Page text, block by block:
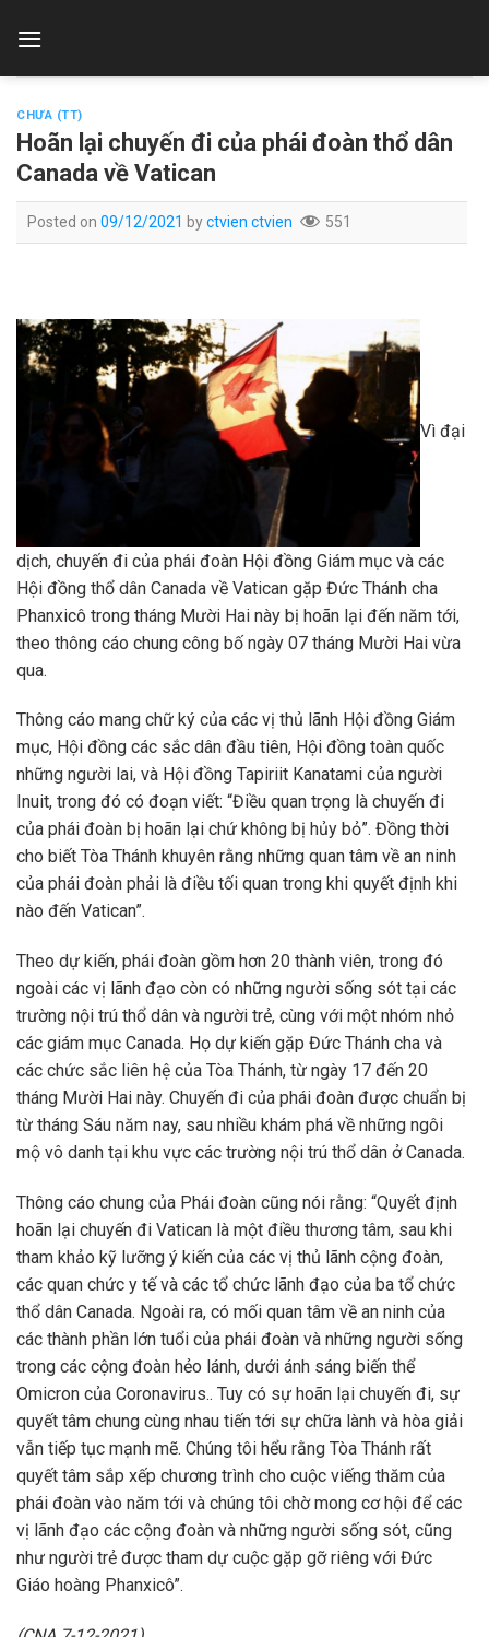
CHƯA (TT)
Hoãn lại chuyến đi của phái đoàn thổ dân
Canada về Vatican
Posted on 09/12/2021 byctvien ctvien 551
Vì đại
dịch, chuyến đi của phái đoàn Hội đồng Giám mục và các
Hội đồng thổ dân Canada về Vatican gặp Đức Thánh cha
Phanxicô trong tháng Mười Hai này bị hoãn lại đến năm tới,
theo thông cáo chung công bố ngày 07 tháng Mười Hai vừa
qua.
Thông cáo mang chữ ký của các vị thủ lãnh Hội đồng Giám
mục, Hội đồng các sắc dân đầu tiên, Hội đồng toàn quốc
những người lai, và Hội đồng Tapiriit Kanatami của người
Inuit, trong đó có đoạn viết: “Điều quan trọng là chuyến đi
của phái đoàn bị hoãn lại chứ không bị hủy bỏ”. Đồng thời
cho biết Tòa Thánh khuyên rằng những quan tâm về an ninh
của phái đoàn phải là điều tối quan trong khi quyết định khi
nào đến Vatican”.
Theo dự kiến, phái đoàn gồm hơn 20 thành viên, trong đó
ngoài các vị lãnh đạo còn có những người sống sót tại các
trường nội trú thổ dân và người trẻ, cùng với một nhóm nhỏ
các giám mục Canada. Họ dự kiến gặp Đức Thánh cha và
các chức sắc liên hệ của Tòa Thánh, từ ngày 17 đến 20
tháng Mười Hai này. Chuyến đi của phái đoàn được chuẩn bị
từ tháng Sáu năm nay, sau nhiều khám phá về những ngôi
mộ vô danh tại khu vực các trường nội trú thổ dân ở Canada.
Thông cáo chung của Phái đoàn cũng nói rằng: “Quyết định
hoãn lại chuyến đi Vatican là một điều thương tâm, sau khi
tham khảo kỹ lưỡng ý kiến của các vị thủ lãnh cộng đoàn,
các quan chức y tế và các tổ chức lãnh đạo của ba tổ chức
thổ dân Canada. Ngoài ra, có mối quan tâm về an ninh của
các thành phần lớn tuổi của phái đoàn và những người sống
trong các cộng đoàn hẻo lánh, dưới ánh sáng biến thể
Omicron của Coronavirus.. Tuy có sự hoãn lại chuyến đi, sự
quyết tâm chung cùng nhau tiến tới sự chữa lành và hòa giải
vẫn tiếp tục mạnh mẽ. Chúng tôi hểu rằng Tòa Thánh rất
quyết tâm sắp xếp chương trình cho cuộc viếng thăm của
phái đoàn vào năm tới và chúng tôi chờ mong cơ hội để các
vị lãnh đạo các cộng đoàn và những người sống sót, cũng
như người trẻ được tham dự cuộc gặp gỡ riêng với Đức
Giáo hoàng Phanxicô”.